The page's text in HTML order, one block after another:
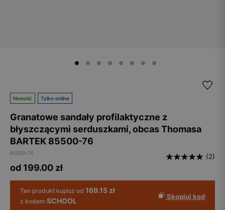
Nowość Tylko online
Granatowe sandały profilaktyczne z
błyszczącymi serduszkami, obcas Thomasa
BARTEK 85500-76
85500-76 (2)
od 199.00 zł
Ten produkt kupisz od 169.15 zł
z kodem SCHOOL Skopiuj kod